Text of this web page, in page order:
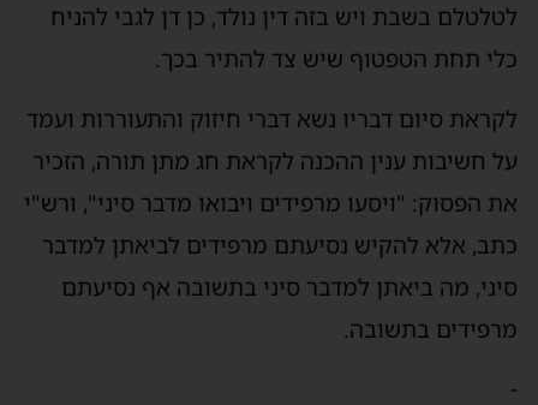
לטלטלם בשבת ויש בזה דין נולד, כן דן לגבי להניח
כלי תחת הטפטוף שיש צד להתיר בכך.
לקראת סיום דבריו נשא דברי חיזוק והתעוררות ועמד
על חשיבות ענין ההכנה לקראת חג מתן תורה, הזכיר
את הפסוק: "ויסעו מרפידים ויבואו מדבר סיני", ורש"י
כתב, אלא להקיש נסיעתם מרפידים לביאתן למדבר
סיני, מה ביאתן למדבר סיני בתשובה אף נסיעתם
מרפידים בתשובה.
-